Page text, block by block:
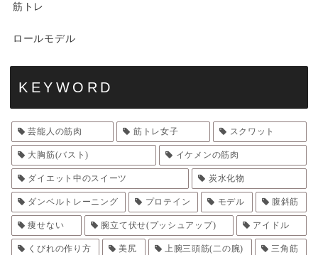
筋トレ
ロールモデル
KEYWORD
芸能人の筋肉 筋トレ女子 スクワット
大胸筋(バスト) イケメンの筋肉
ダイエット中のスイーツ 炭水化物
ダンベルトレーニング プロテイン モデル 腹斜筋
痩せない 腕立て伏せ(プッシュアップ) アイドル
くびれの作り方 美尻 上腕三頭筋(二の腕) 三角筋